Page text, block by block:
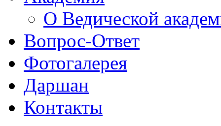
О Ведической
Вопрос-Ответ
Фотогалерея
Даршан
Контакты